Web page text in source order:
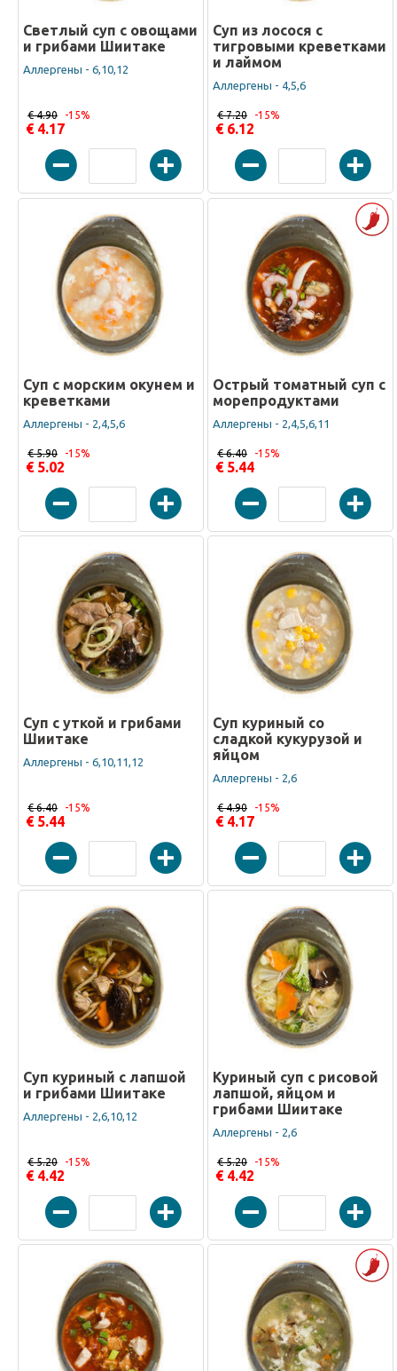
Светлый суп с овощами
и грибами Шиитаке
Аллергены - 6,10,12
€ 4.17
€ 4.90 -15%
Суп из лосося с
тигровыми креветками
и лаймом
Аллергены - 4,5,6
€ 6.12
€ 7.20 -15%
Суп с морским окунем и
креветками
Аллергены - 2,4,5,6
€ 5.02
€ 5.90 -15%
Острый томатный суп с
морепродуктами
Аллергены - 2,4,5,6,11
€ 5.44
€ 6.40 -15%
Суп с уткой и грибами
Шиитаке
Аллергены - 6,10,11,12
€ 5.44
€ 6.40 -15%
Суп куриный со
сладкой кукурузой и
яйцом
Аллергены - 2,6
€ 4.17
€ 4.90 -15%
Суп куриный с лапшой
и грибами Шиитаке
Аллергены - 2,6,10,12
€ 4.42
€ 5.20 -15%
Куриный суп с рисовой
лапшой, яйцом и
грибами Шиитаке
Аллергены - 2,6
€ 4.42
€ 5.20 -15%